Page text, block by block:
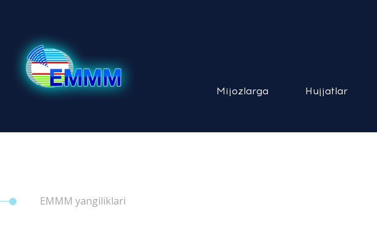
Mijozlarga Hujjatlar
EMMM yangiliklari